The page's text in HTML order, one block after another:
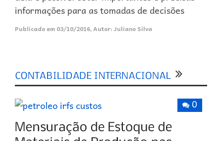
informações para as tomadas de decisões
Publicado em 03/10/2016,Autor: Juliano Silva
0